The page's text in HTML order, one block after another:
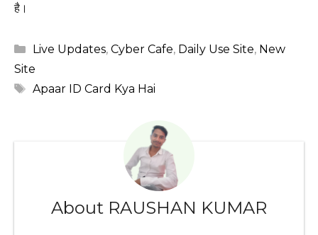
है।
Categories
Live Updates, Cyber Cafe, Daily Use Site, New
Site
Tags
Apaar ID Card Kya Hai
About RAUSHAN KUMAR